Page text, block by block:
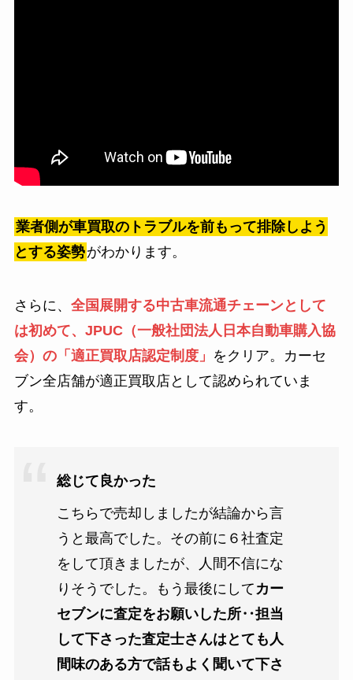
業者側が車買取のトラブルを前もって排除しよう
とする姿勢がわかります。
さらに、 全国展開する中古車流通チェーンとして
は初めて、JPUC（一般社団法人日本自動車購入協
会）の「適正買取店認定制度」 をクリア。カーセ
ブン全店舗が適正買取店として認められていま
す。
総じて良かった
こちらで売却しましたが結論から言
うと最高でした。その前に６社査定
をして頂きましたが、人間不信にな
りそうでした。もう最後にして カー
セブンに査定をお願いした所‥担当
して下さった査定士さんはとても人
間味のある方で話もよく聞いて下さ